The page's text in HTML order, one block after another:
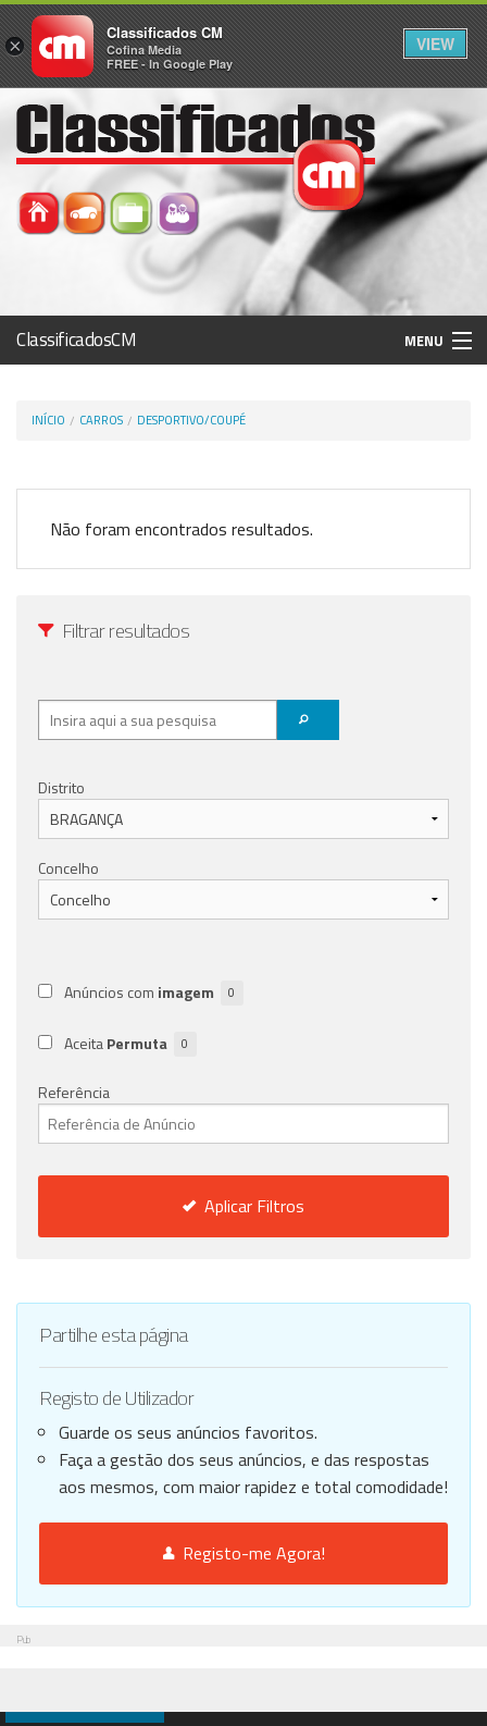
ClassificadosCM MENU
Histórico
INÍCIO CARROS DESPORTIVO/COUPÉ
Não foram encontrados resultados.
Filtrar resultados
Distrito
Concelho
Anúncios com imagem 0
AceitaPermuta 0
Referência
Aplicar Filtros
Partilhe esta página
Registo de Utilizador
Guarde os seus anúncios favoritos.
Faça a gestão dos seus anúncios, e das respostas
aos mesmos, com maior rapidez e total comodidade!
Registo-me Agora!
Pub
×
Classificados CM
Cofina Media
FREE - In Google Play
VIEW